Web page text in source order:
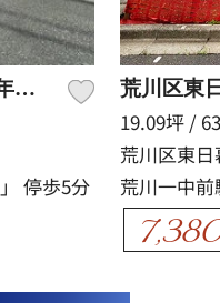
新座市片山1丁目 【築10年美邸×4LDK×食洗機・床暖房付】
停歩5分
19.09坪 /
荒川区東
荒川一中